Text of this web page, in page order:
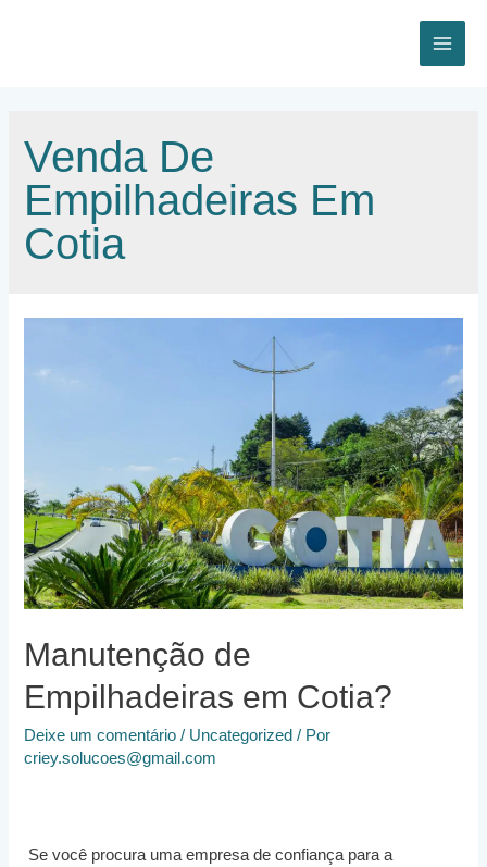
Venda De
Empilhadeiras Em
Cotia
Manutenção de
Empilhadeiras em Cotia?
Deixe um comentário / Uncategorized / Por
criey.solucoes@gmail.com
Se você procura uma empresa de confiança para a